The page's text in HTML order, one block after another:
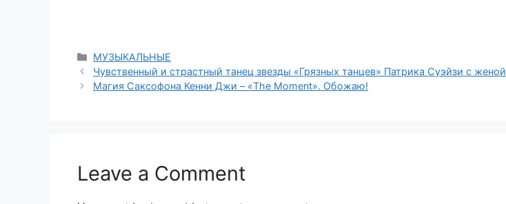
Categories
МУЗЫКАЛЬНЫЕ
Чувственный и страстный танец звезды «Грязных танцев» Патрика Суэйзи с женой
Магия Саксофона Кенни Джи – «The Moment». Обожаю!
Leave a Comment